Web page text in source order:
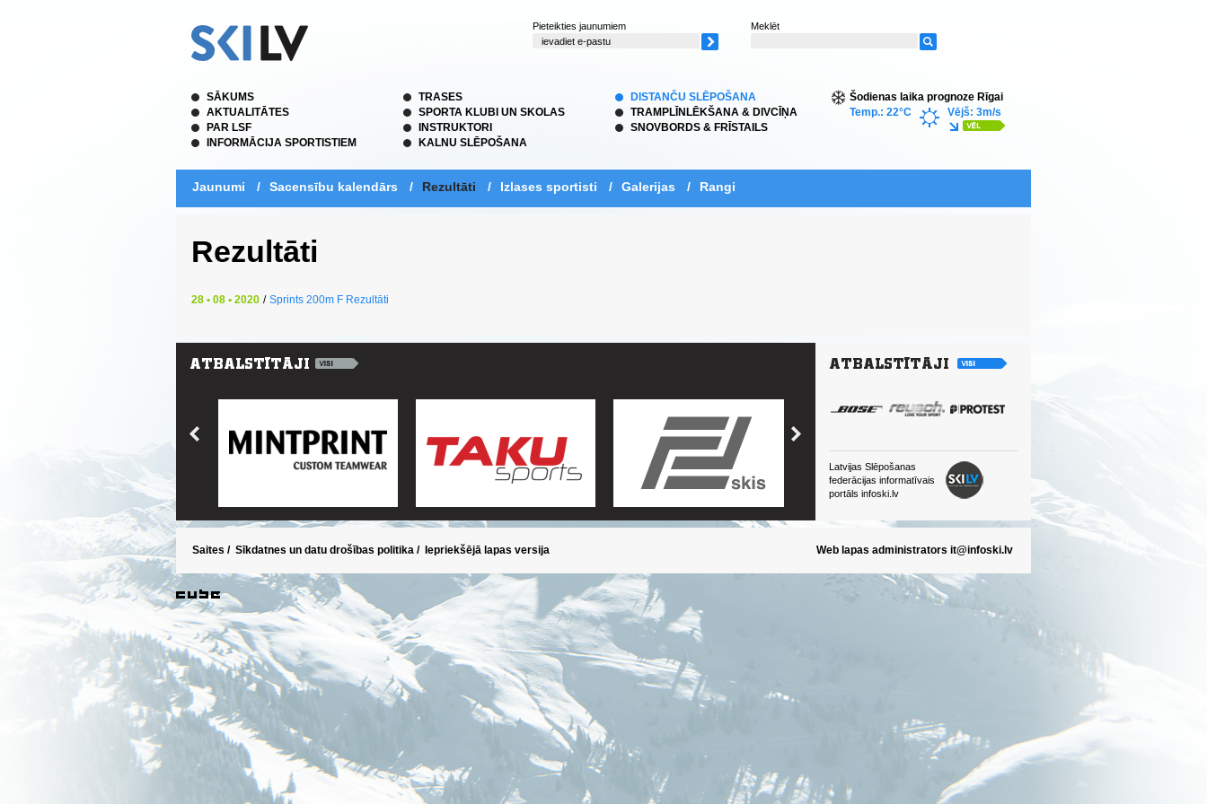
Pieteikties jaunumiem Meklēt
SĀKUMS
AKTUALITĀTES
PAR LSF
INFORMĀCIJA SPORTISTIEM
TRASES
SPORTA KLUBI UN SKOLAS
INSTRUKTORI
KALNU SLĒPOŠANA
DISTANČU SLĒPOŠANA
TRAMPLĪNLĒKŠANA & DIVCĪŅA
SNOVBORDS & FRĪSTAILS
Šodienas laika prognoze Rīgai
Temp.: 22°C
Vējš: 3m/s
Jaunumi / Sacensību kalendārs / Rezultāti / Izlases sportisti / Galerijas / Rangi
Rezultāti
28 • 08 • 2020 / Sprints 200m F Rezultāti
Latvijas Slēpošanas
federācijas informatīvais
portāls infoski.lv
Saites / Sīkdatnes un datu drošības politika / Iepriekšējā lapas versija Web lapas administrators it@infoski.lv